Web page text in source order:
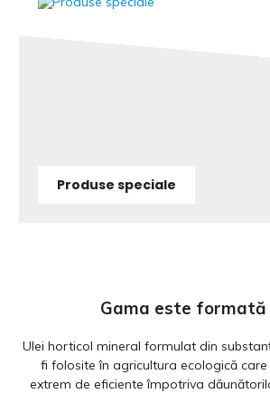
Produse speciale
Gama este formată
Ulei horticol mineral formulat din
fi folosite în agricultura ecologică
extrem de eficiente împotriva